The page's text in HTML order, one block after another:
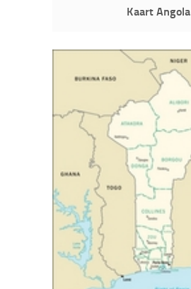
Kaart Angola